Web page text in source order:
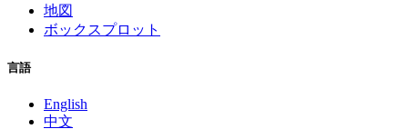
地図
ボックスプロット
言語
English
中文